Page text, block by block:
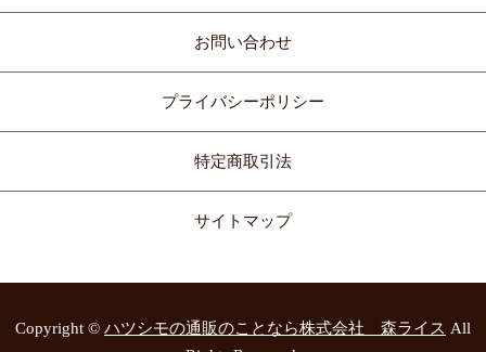
お問い合わせ
プライバシーポリシー
特定商取引法
サイトマップ
Copyright © ハツシモの通販のことなら株式会社 森ライス All